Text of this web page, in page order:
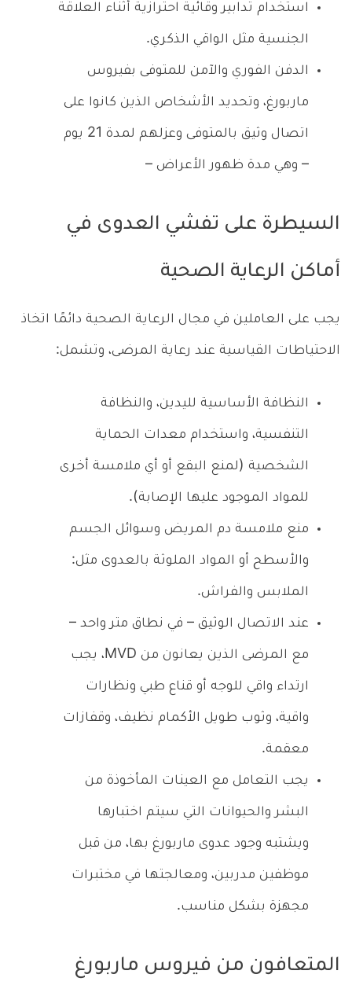
استخدام تدابير وقائية احترازية أثناء العلاقة
الجنسية مثل الواقي الذكري.
الدفن الفوري والآمن للمتوفى بفيروس
ماربورغ، وتحديد الأشخاص الذين كانوا على
اتصال وثيق بالمتوفى وعزلهم لمدة 21 يوم
– وهي مدة ظهور الأعراض –
السيطرة على تفشي العدوى في
أماكن الرعاية الصحية
يجب على العاملين في مجال الرعاية الصحية دائمًا اتخاذ
الاحتياطات القياسية عند رعاية المرضى، وتشمل:
النظافة الأساسية لليدين، والنظافة
التنفسية، واستخدام معدات الحماية
الشخصية (لمنع البقع أو أي ملامسة أخرى
للمواد الموجود عليها الإصابة).
منع ملامسة دم المريض وسوائل الجسم
والأسطح أو المواد الملوثة بالعدوى مثل:
الملابس والفراش.
عند الاتصال الوثيق – في نطاق متر واحد –
مع المرضى الذين يعانون من MVD، يجب
ارتداء واقي للوجه أو قناع طبي ونظارات
واقية، وثوب طويل الأكمام نظيف، وقفازات
معقمة.
يجب التعامل مع العينات المأخوذة من
البشر والحيوانات التي سيتم اختبارها
ويشتبه وجود عدوى ماربورغ بها، من قبل
موظفين مدربين، ومعالجتها في مختبرات
مجهزة بشكل مناسب.
المتعافون من فيروس ماربورغ